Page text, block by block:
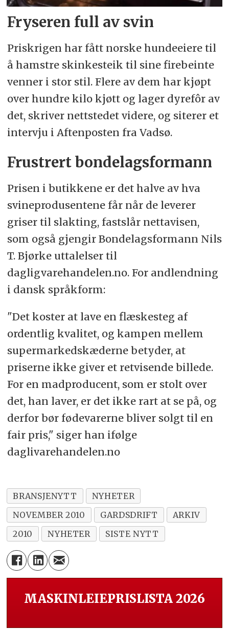
Fryseren full av svin
Priskrigen har fått norske hundeeiere til
å hamstre skinkesteik til sine firebeinte
venner i stor stil. Flere av dem har kjøpt
over hundre kilo kjøtt og lager dyrefôr av
det, skriver nettstedet videre, og siterer et
intervju i Aftenposten fra Vadsø.
Frustrert bondelagsformann
Prisen i butikkene er det halve av hva
svineprodusentene får når de leverer
griser til slakting, fastslår nettavisen,
som også gjengir Bondelagsformann Nils
T. Bjørke uttalelser til
dagligvarehandelen.no. For andlendning
i dansk språkform:
"Det koster at lave en flæskesteg af
ordentlig kvalitet, og kampen mellem
supermarkedskæderne betyder, at
priserne ikke giver et retvisende billede.
For en madproducent, som er stolt over
det, han laver, er det ikke rart at se på, og
derfor bør fødevarerne bliver solgt til en
fair pris," siger han ifølge
daglivarehandelen.no
BRANSJENYTT
NYHETER
NOVEMBER 2010
GARDSDRIFT
ARKIV
2010
NYHETER SISTE NYTT
MASKINLEIEPRISLISTA 2026